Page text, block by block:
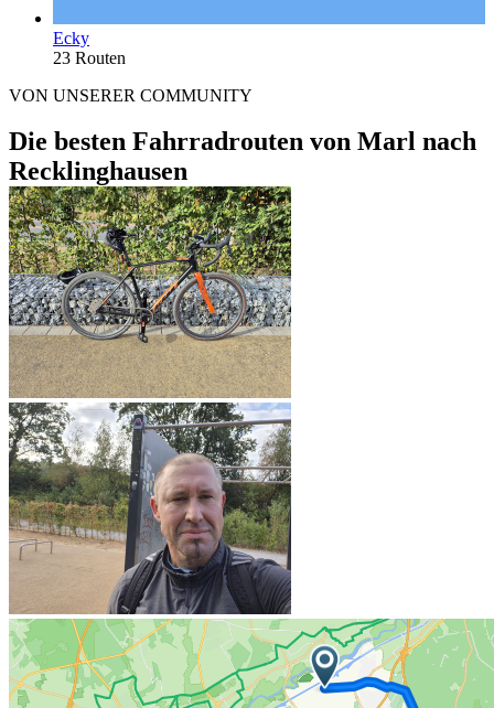
Ecky
23 Routen
VON UNSERER COMMUNITY
Die besten Fahrradrouten von Marl nach
Recklinghausen